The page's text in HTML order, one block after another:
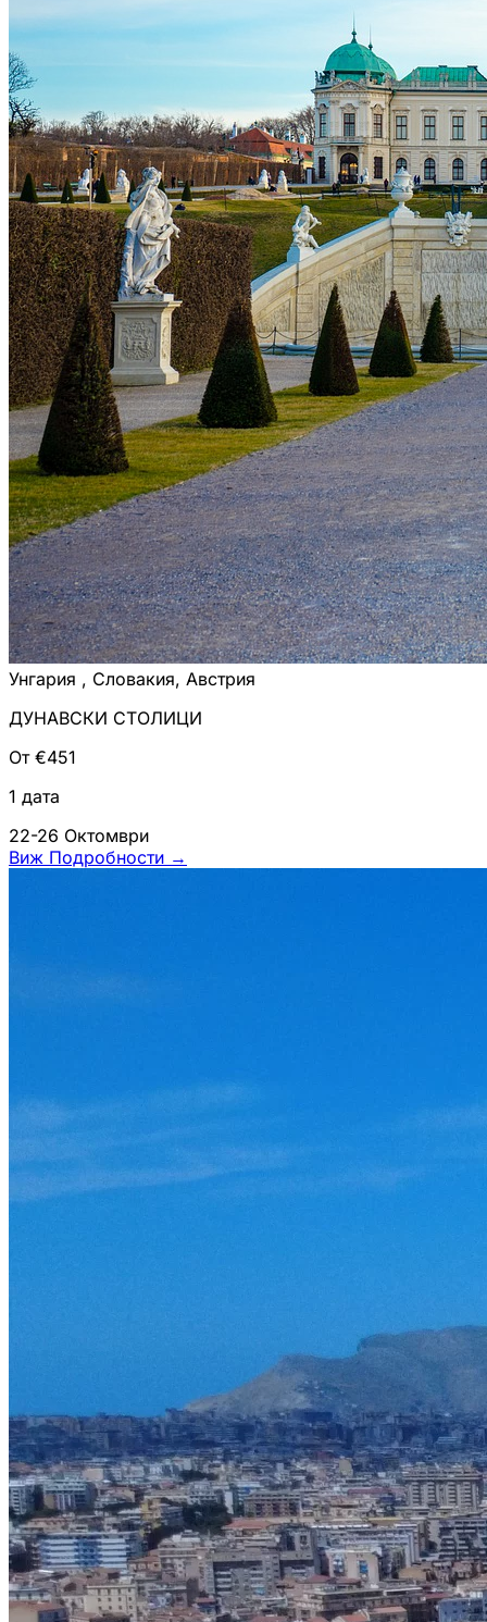
Унгария , Словакия, Австрия
ДУНАВСКИ СТОЛИЦИ
От €451
1 дата
22-26 Октомври
Виж Подробности →